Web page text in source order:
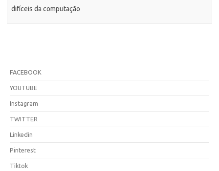
difíceis da computação
FACEBOOK
YOUTUBE
Instagram
TWITTER
Linkedin
Pinterest
Tiktok